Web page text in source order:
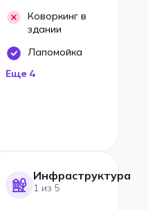
Коворкинг в
здании
Лапомойка
Еще 4
Инфраструктура
1 из 5